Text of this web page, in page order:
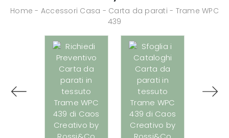
Home - Accessori Casa - Carta da parati - Trame WPC
439